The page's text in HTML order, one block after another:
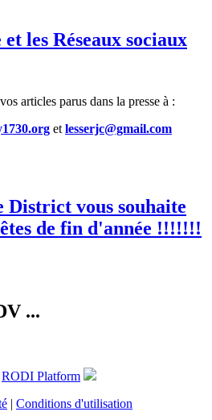
les Réseaux sociaux
articles parus dans la presse à :
et lesserjc@gmail.com
District vous souhaite
de fin d'année !!!!!!!
...
RODI Platform
| Conditions d'utilisation